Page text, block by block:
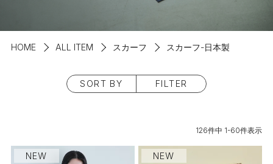
HOME ALL ITEM スカーフ スカーフ-日本製
SORT BY FILTER
126件中 1-60件表示
NEW NEW